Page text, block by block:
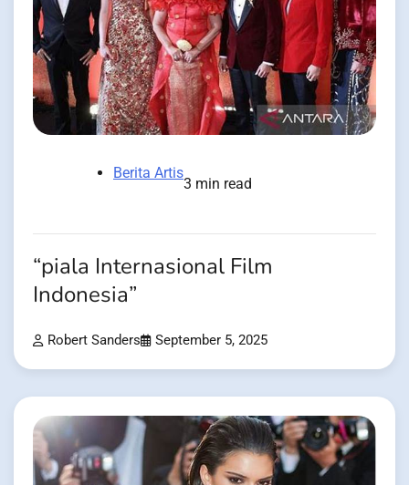
Berita Artis
3 min read
“piala Internasional Film
Indonesia”
Robert Sanders September 5, 2025